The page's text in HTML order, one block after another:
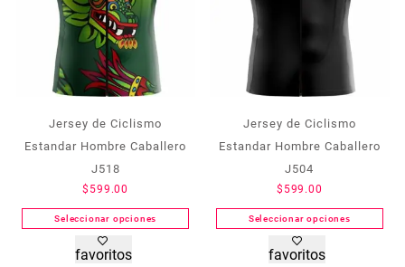
Jersey de Ciclismo
Estandar Hombre Caballero
J518
$ 599.00
Seleccionar opciones
Este
producto
favoritos
Jersey de Ciclismo
Estandar Hombre Caballero
J504
$ 599.00
Seleccionar opciones
Este
producto
favoritos